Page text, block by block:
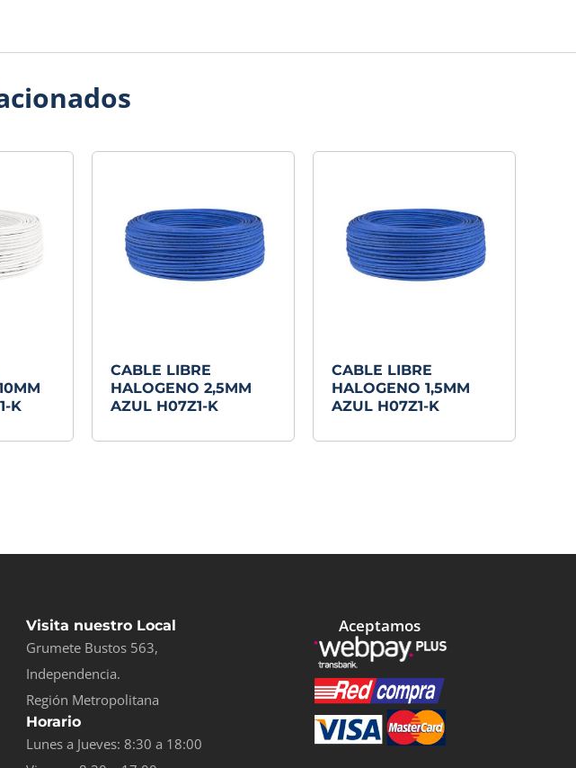
K
CABLE LIBRE
HALOGENO 2,5MM
AZUL H07Z1-K
CABLE LIBRE
HALOGENO 1,5MM
AZUL H07Z1-K
Visita nuestro Local
Grumete Bustos 563,
Independencia.
Región Metropolitana
Horario
Lunes a Jueves: 8:30 a 18:00
Aceptamos